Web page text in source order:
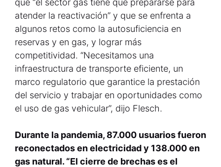
que “el sector gas tiene que prepararse para
atender la reactivación” y que se enfrenta a
algunos retos como la autosuficiencia en
reservas y en gas, y lograr más
competitividad. “Necesitamos una
infraestructura de transporte eficiente, un
marco regulatorio que garantice la prestación
del servicio y trabajar en oportunidades como
el uso de gas vehicular”, dijo Flesch.
Durante la pandemia, 87.000 usuarios fueron
reconectados en electricidad y 138.000 en
gas natural. “El cierre de brechas es el